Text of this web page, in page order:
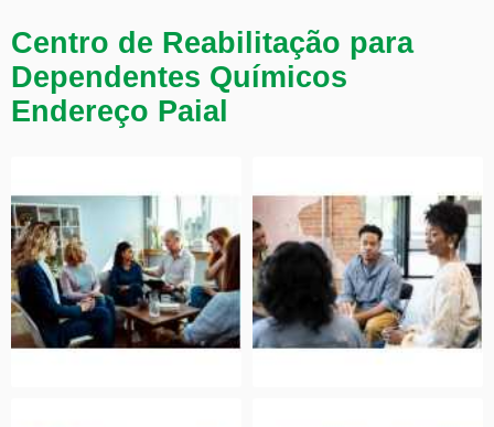
Centro de Reabilitação para
Dependentes Químicos
Endereço Paial